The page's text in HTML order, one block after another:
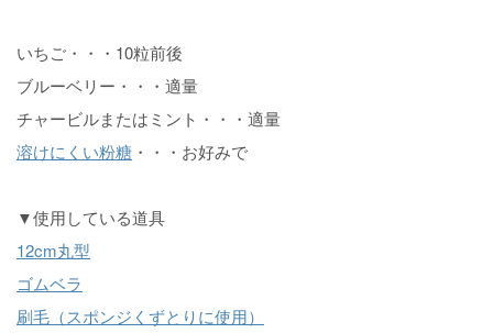
いちご・・・10粒前後
ブルーベリー・・・適量
チャービルまたはミント・・・適量
溶けにくい粉糖 ・・・お好みで
▼使用している道具
12cm丸型
ゴムベラ
刷毛（スポンジくずとりに使用）